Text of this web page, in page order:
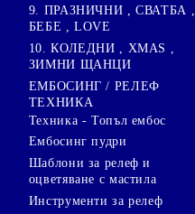
9. ПРАЗНИЧНИ , СВАТБА ,
БЕБЕ , LOVE
10. КОЛЕДНИ , XMAS ,
ЗИМНИ ЩАНЦИ
ЕМБОСИНГ / РЕЛЕФ
ТЕХНИКА
Техника - Топъл ембос
Ембосинг пудри
Шаблони за релеф и
оцветяване с мастила
Инструменти за релеф